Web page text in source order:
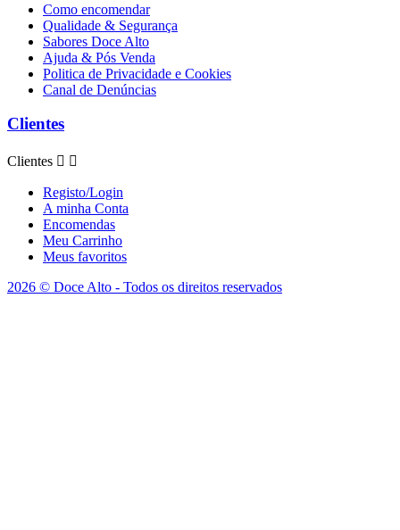
Como encomendar
Qualidade & Segurança
Sabores Doce Alto
Ajuda & Pós Venda
Politica de Privacidade e Cookies
Canal de Denúncias
Clientes
Clientes  
Registo/Login
A minha Conta
Encomendas
Meu Carrinho
Meus favoritos
2026 © Doce Alto - Todos os direitos reservados